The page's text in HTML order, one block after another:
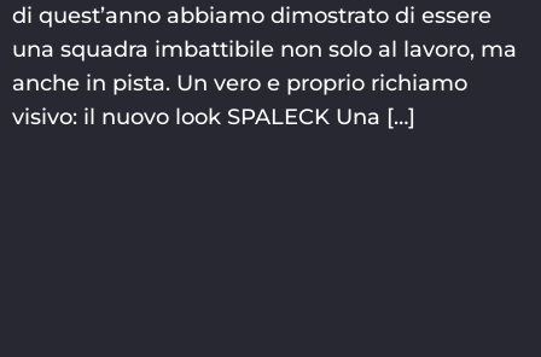
di quest’anno abbiamo dimostrato di essere
una squadra imbattibile non solo al lavoro, ma
anche in pista. Un vero e proprio richiamo
visivo: il nuovo look SPALECK Una […]